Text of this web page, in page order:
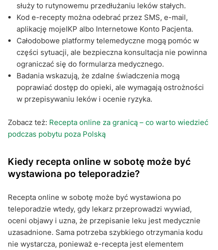
służy to rutynowemu przedłużaniu leków stałych.
Kod e-recepty można odebrać przez SMS, e-mail,
aplikację mojeIKP albo Internetowe Konto Pacjenta.
Całodobowe platformy telemedyczne mogą pomóc w
części sytuacji, ale bezpieczna konsultacja nie powinna
ograniczać się do formularza medycznego.
Badania wskazują, że zdalne świadczenia mogą
poprawiać dostęp do opieki, ale wymagają ostrożności
w przepisywaniu leków i ocenie ryzyka.
Zobacz też: Recepta online za granicą – co warto wiedzieć
podczas pobytu poza Polską
Kiedy recepta online w sobotę może być
wystawiona po teleporadzie?
Recepta online w sobotę może być wystawiona po
teleporadzie wtedy, gdy lekarz przeprowadzi wywiad,
oceni objawy i uzna, że przepisanie leku jest medycznie
uzasadnione. Sama potrzeba szybkiego otrzymania kodu
nie wystarcza, ponieważ e-recepta jest elementem